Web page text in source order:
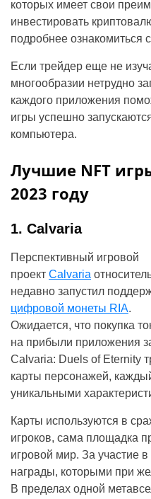
которых имеет свои
инвестировать
подробнее ознакомиться
Если трейдер еще не
многообразии нетрудно
каждого приложения
игры успешно
компьютера.
Лучшие NFT
2023 году
1. Calvaria
Перспективный игровой
проект Calvaria
недавно запустил
цифровой монеты RIA.
Ожидается, что покупка
на прибыли приложения
Calvaria: Duels of Eternity
карты персонажей,
уникальными
Карты используются в
игроков, сама площадка
игровой мир. За участие
награды, которыми при
В пределах одной